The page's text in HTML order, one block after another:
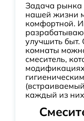
Задача рынка
нашей жизни
комфортной.
улучшить быт.
комнаты
смеситель,
каждый из